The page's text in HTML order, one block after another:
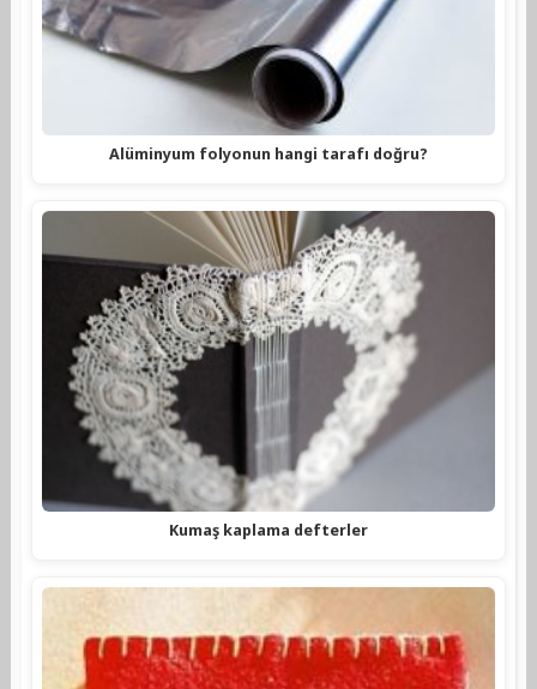
Alüminyum folyonun hangi tarafı doğru?
Kumaş kaplama defterler